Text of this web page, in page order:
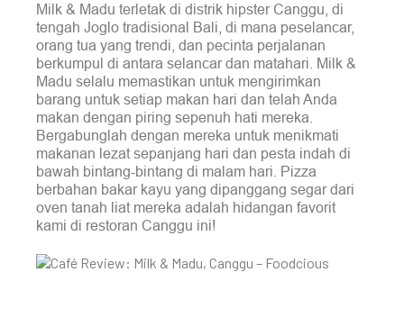
Milk & Madu terletak di distrik hipster Canggu, di
tengah Joglo tradisional Bali, di mana peselancar,
orang tua yang trendi, dan pecinta perjalanan
berkumpul di antara selancar dan matahari. Milk &
Madu selalu memastikan untuk mengirimkan
barang untuk setiap makan hari dan telah Anda
makan dengan piring sepenuh hati mereka.
Bergabunglah dengan mereka untuk menikmati
makanan lezat sepanjang hari dan pesta indah di
bawah bintang-bintang di malam hari. Pizza
berbahan bakar kayu yang dipanggang segar dari
oven tanah liat mereka adalah hidangan favorit
kami di restoran Canggu ini!